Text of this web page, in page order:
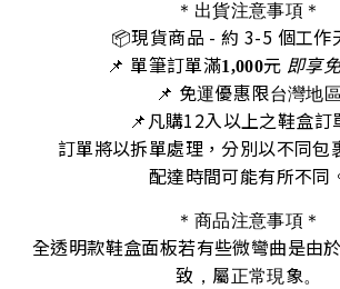
＊出貨注意事項＊
📦現貨商品 - 約 3-5 個工作
📌 單筆訂單滿1,000元 即享
📌 免運優惠限台灣地區
📌凡購12入以上之鞋盒訂
訂單將以拆單處理，分別以不同包
配達時間可能有所不同
＊商品注意事項＊
全透明款鞋盒面板若有些微彎曲是由
致，屬正常現象。